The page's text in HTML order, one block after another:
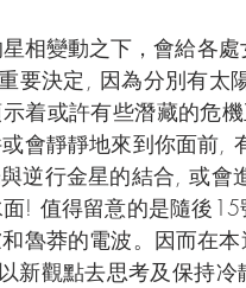
相變動之下，會給各
要決定, 因為分別有太
着或許有些潛藏的危
會靜靜地來到你面前,
逆行金星的結合, 或會
! 值得留意的是隨後
魯莽的電波。因而在
新觀點去思考及保持